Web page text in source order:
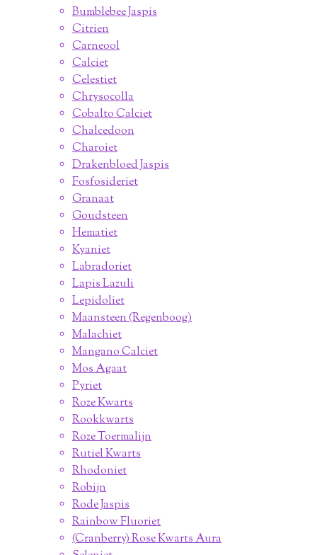
Bumblebee Jaspis
Citrien
Carneool
Calciet
Celestiet
Chrysocolla
Cobalto Calciet
Chalcedoon
Charoiet
Drakenbloed Jaspis
Fosfosideriet
Granaat
Goudsteen
Hematiet
Kyaniet
Labradoriet
Lapis Lazuli
Lepidoliet
Maansteen (Regenboog)
Malachiet
Mangano Calciet
Mos Agaat
Pyriet
Roze Kwarts
Rookkwarts
Roze Toermalijn
Rutiel Kwarts
Rhodoniet
Robijn
Rode Jaspis
Rainbow Fluoriet
(Cranberry) Rose Kwarts Aura